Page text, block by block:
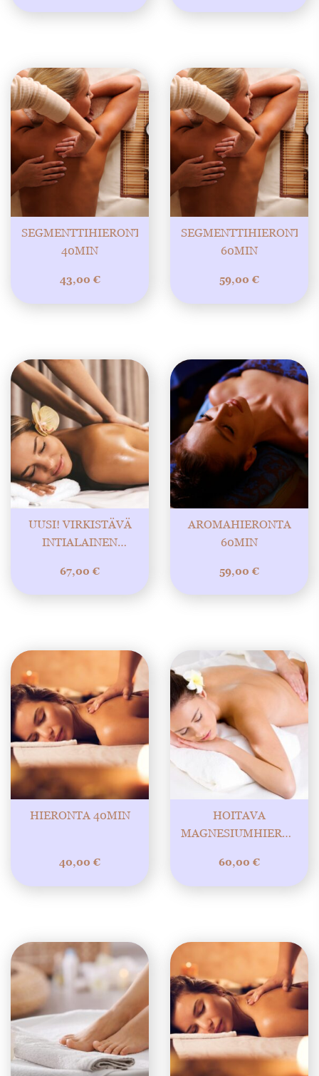
SEGMENTTIHIERONTA
40MIN
43,00 €
SEGMENTTIHIERONTA
60MIN
59,00 €
UUSI! VIRKISTÄVÄ
INTIALAINEN
HIERONTARITUAALI
60MIN
67,00 €
AROMAHIERONTA
60MIN
59,00 €
HIERONTA 40MIN
40,00 €
HOITAVA
MAGNESIUMHIERONTA
60,00 €